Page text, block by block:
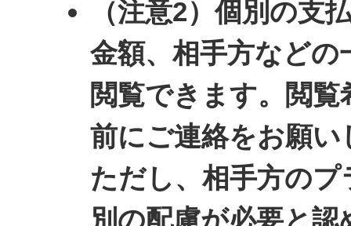
（注意2）個別の支
金額、相手方などの
閲覧できます。閲
前にご連絡をお願い
ただし、相手方の
別の配慮が必要と